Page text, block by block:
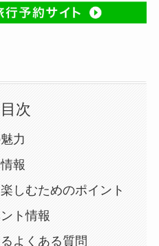
目次
力
報
しむためのポイント
ト情報
よくある質問